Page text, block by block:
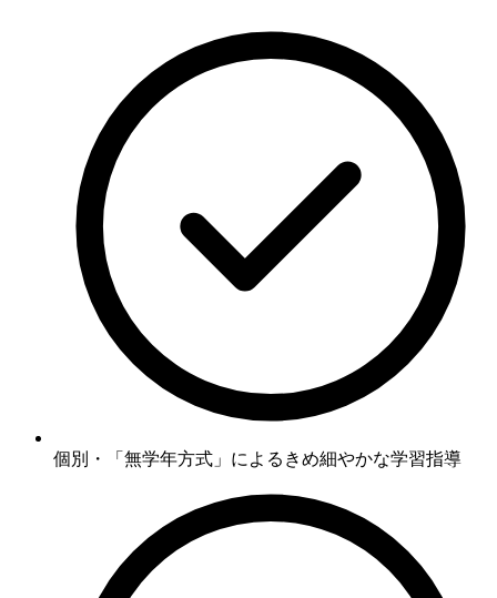
個別・「無学年方式」 によるきめ細やかな学習指導